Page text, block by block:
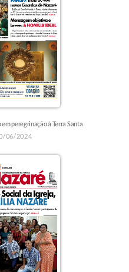
peregrinação à Terra Santa
06/2024